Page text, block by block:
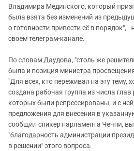
Владимира Мединского, который
была взята без изменений из
о готовности привести еë в порядок",
своем телеграм-канале.
По словам Даудова, "столь же
была и позиция министра
"Для всех, кто переживал на эту тему,
создана рабочая группа из числа
которых были репрессированы, и с
предложения для внесения в
сообщил спикер парламента Чечни,
"благодарность администрации
в решении" этого вопроса.